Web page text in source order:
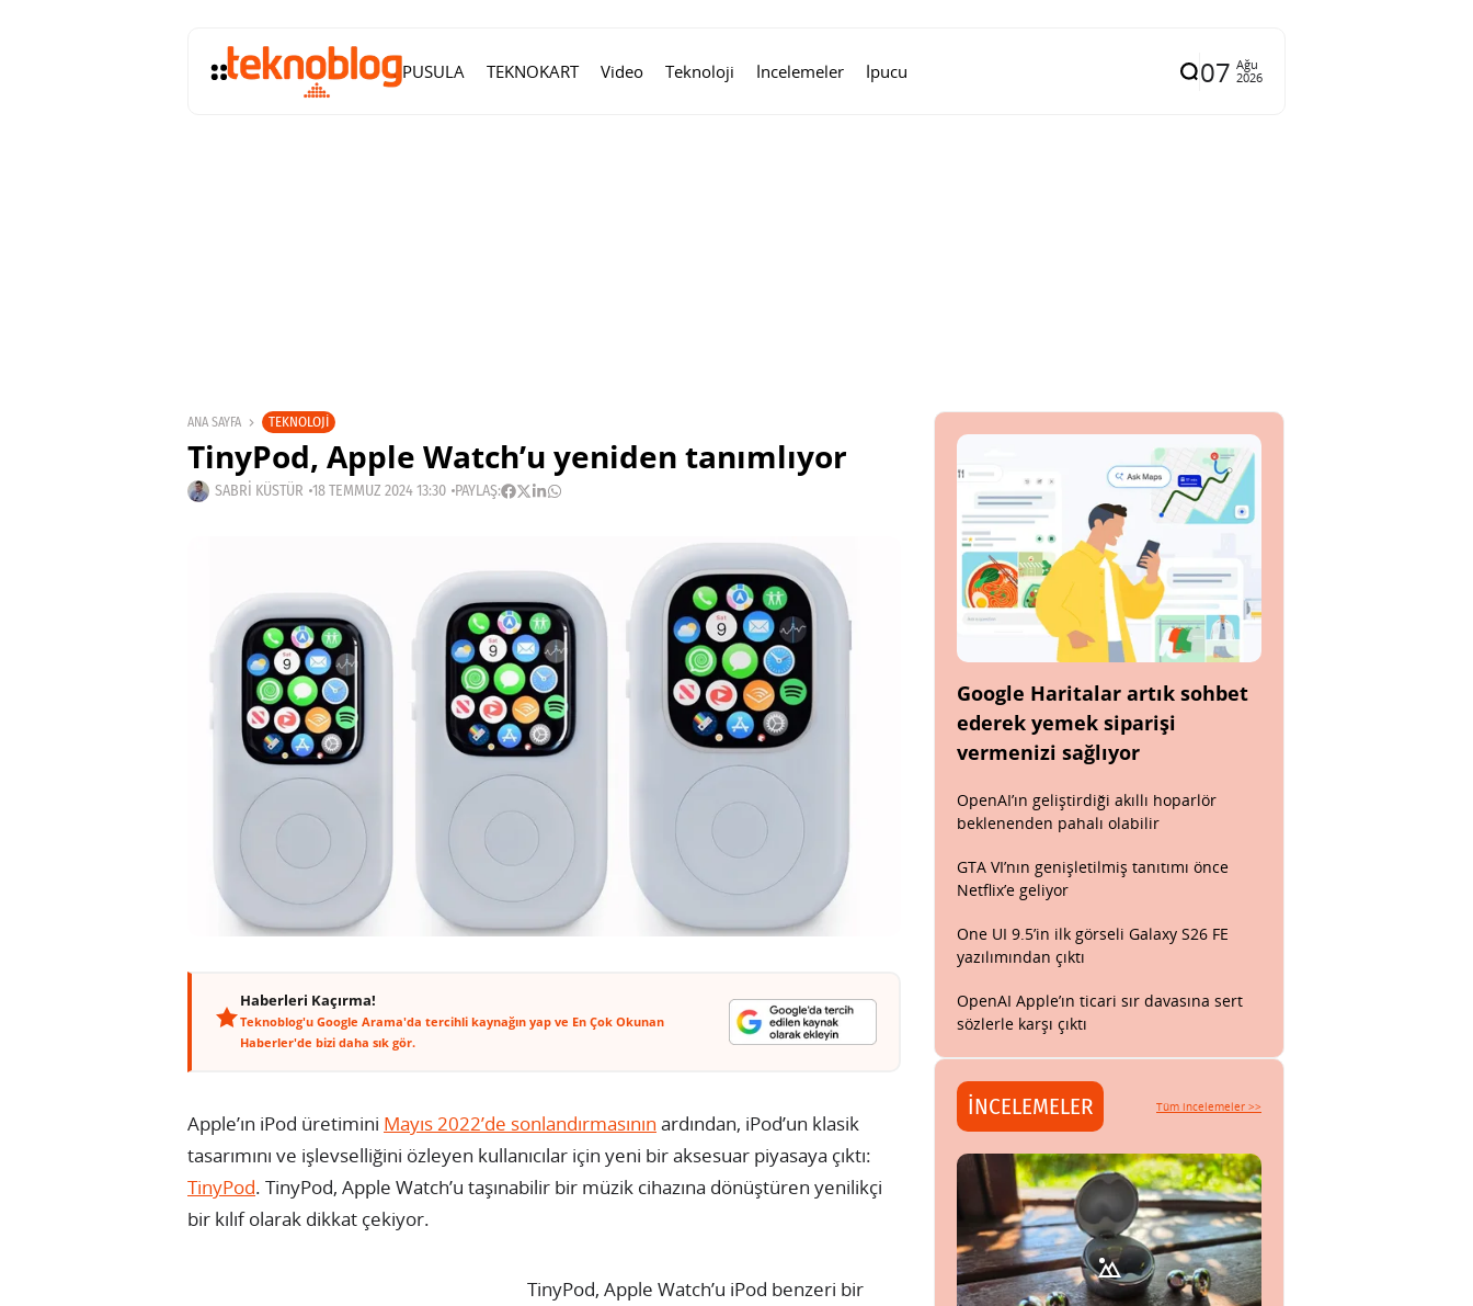
PUSULA TEKNOKART Video Teknoloji İncelemeler İpucu 07 Ağu
2026
ANA SAYFA TEKNOLOJI
TinyPod, Apple Watch’u yeniden tanımlıyor
SABRI KÜSTÜR 18 TEMMUZ 2024 13:30 PAYLAŞ:
Haberleri Kaçırma!
Teknoblog'u Google Arama'da tercihli kaynağın yap ve En Çok Okunan
Haberler'de bizi daha sık gör.
Apple’ın iPod üretimini Mayıs 2022’de sonlandırmasının ardından, iPod’un klasik
tasarımını ve işlevselliğini özleyen kullanıcılar için yeni bir aksesuar piyasaya çıktı:
TinyPod. TinyPod, Apple Watch’u taşınabilir bir müzik cihazına dönüştüren yenilikçi
bir kılıf olarak dikkat çekiyor.
TinyPod, Apple Watch’u iPod benzeri bir
Google Haritalar artık sohbet
ederek yemek siparişi
vermenizi sağlıyor
OpenAI’ın geliştirdiği akıllı hoparlör
beklenenden pahalı olabilir
GTA VI’nın genişletilmiş tanıtımı önce
Netflix’e geliyor
One UI 9.5’in ilk görseli Galaxy S26 FE
yazılımından çıktı
OpenAI Apple’ın ticari sır davasına sert
sözlerle karşı çıktı
İNCELEMELER Tüm incelemeler >>